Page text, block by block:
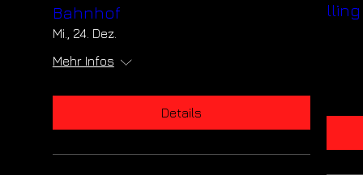
Christmas Party in
Details
Bahnhof
Mi., 24. Dez.
Mehr Infos
Details